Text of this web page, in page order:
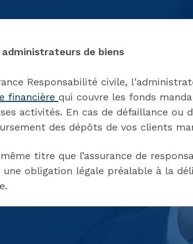
de biens
Responsabilité civile,
financière qui couvre les fonds
activités. En cas de défaillance ou
des dépôts de vos clients
titre que l’assurance de
obligation légale préalable à la